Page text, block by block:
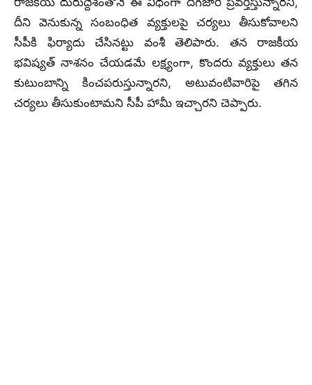
దీని వెనుకున్న సంబంధిత వ్యక్తులపై చర్యలు తీసుకోవాలని
సీపీకి ఫిర్యాదు చేసినట్టు వంశీ తెలిపారు. తన రాజకీయ
భవిష్యత్‌ నాశనం చేయడమే లక్ష్యంగా, కొందరు వ్యక్తులు తన
కుటుంబాన్ని కించపరుస్తున్నారని, అటువంటివారిపై తగిన
చర్యలు తీసుకుంటామని సీపీ హామీ ఇచ్చారని చెప్పారు.